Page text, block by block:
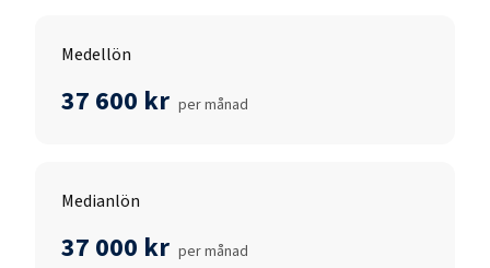
Medellön
37 600 kr per månad
Medianlön
37 000 kr per månad